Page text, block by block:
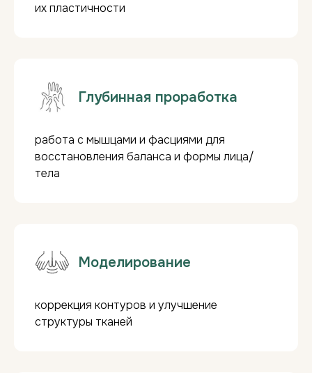
их пластичности
Глубинная проработка
работа с мышцами и фасциями для
восстановления баланса и формы лица/
тела
Моделирование
коррекция контуров и улучшение
структуры тканей
Скидка за абонемент:
Скидка -5%
Подарок:3 сеанса кедровой бочки при
покупке абонемента!
Остеопластический массаж-
идеальный подарок!